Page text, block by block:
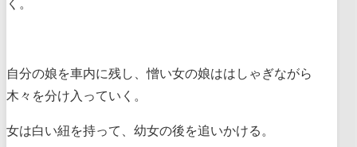
く。
自分の娘を車内に残し、憎い女の娘ははしゃぎながら
木々を分け入っていく。
女は白い紐を持って、幼女の後を追いかける。